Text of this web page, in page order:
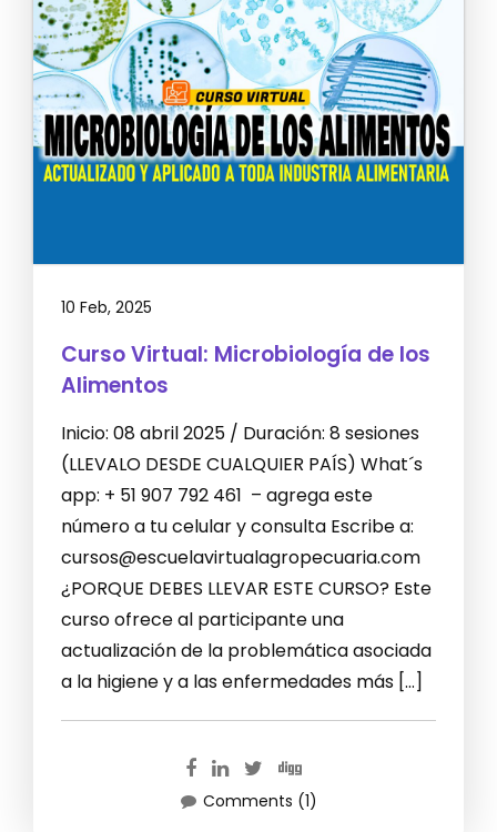
10 Feb, 2025
Curso Virtual: Microbiología de los
Alimentos
Inicio: 08 abril 2025 / Duración: 8 sesiones
(LLEVALO DESDE CUALQUIER PAÍS) What´s
app: + 51 907 792 461 – agrega este
número a tu celular y consulta Escribe a:
cursos@escuelavirtualagropecuaria.com
¿PORQUE DEBES LLEVAR ESTE CURSO? Este
curso ofrece al participante una
actualización de la problemática asociada
a la higiene y a las enfermedades más […]
Comments (1)